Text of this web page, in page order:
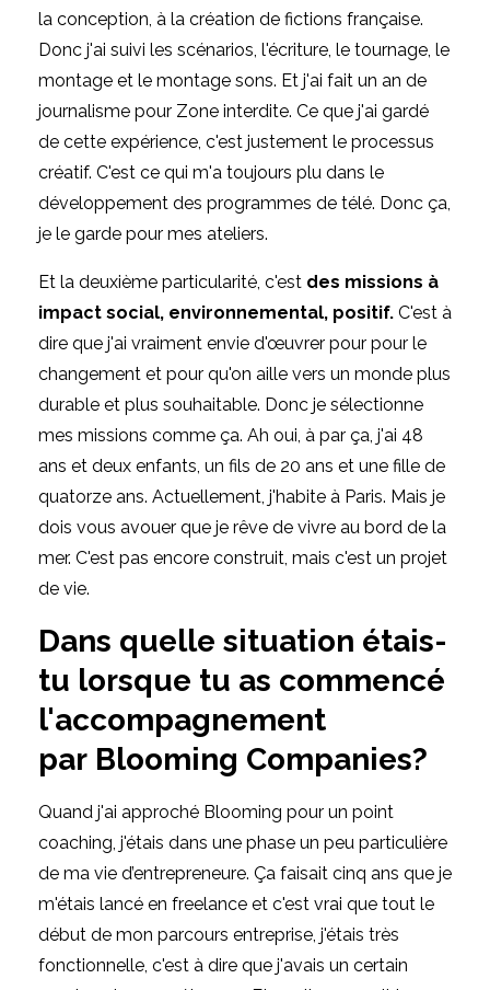
la conception, à la création de fictions française.
Donc j'ai suivi les scénarios, l'écriture, le tournage, le
montage et le montage sons. Et j'ai fait un an de
journalisme pour Zone interdite. Ce que j'ai gardé
de cette expérience, c'est justement le processus
créatif. C'est ce qui m'a toujours plu dans le
développement des programmes de télé. Donc ça,
je le garde pour mes ateliers.
Et la deuxième particularité, c'est des missions à
impact social, environnemental, positif. C'est à
dire que j'ai vraiment envie d'œuvrer pour pour le
changement et pour qu'on aille vers un monde plus
durable et plus souhaitable. Donc je sélectionne
mes missions comme ça. Ah oui, à par ça, j'ai 48
ans et deux enfants, un fils de 20 ans et une fille de
quatorze ans. Actuellement, j'habite à Paris. Mais je
dois vous avouer que je rêve de vivre au bord de la
mer. C'est pas encore construit, mais c'est un projet
de vie.
Dans quelle situation étais-
tu lorsque tu as commencé
l'accompagnement
par Blooming Companies?
Quand j'ai approché Blooming pour un point
coaching, j'étais dans une phase un peu particulière
de ma vie d’entrepreneure. Ça faisait cinq ans que je
m'étais lancé en freelance et c'est vrai que tout le
début de mon parcours entreprise, j'étais très
fonctionnelle, c'est à dire que j'avais un certain